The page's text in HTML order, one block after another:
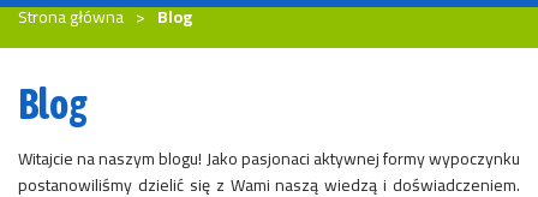
Strona główna Blog
Blog
Witajcie na naszym blogu! Jako pasjonaci aktywnej formy wypoczynku
postanowiliśmy dzielić się z Wami naszą wiedzą i doświadczeniem.